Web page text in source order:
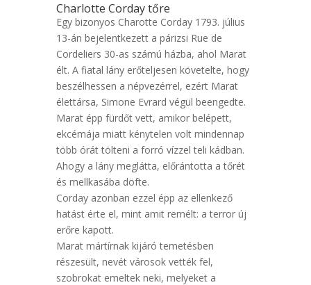
Charlotte Corday tőre
Egy bizonyos Charotte Corday 1793. július
13-án bejelentkezett a párizsi Rue de
Cordeliers 30-as számú házba, ahol Marat
élt. A fiatal lány erőteljesen követelte, hogy
beszélhessen a népvezérrel, ezért Marat
élettársa, Simone Evrard végül beengedte.
Marat épp fürdőt vett, amikor belépett,
ekcémája miatt kénytelen volt mindennap
több órát tölteni a forró vízzel teli kádban.
Ahogy a lány meglátta, előrántotta a tőrét
és mellkasába döfte.
Corday azonban ezzel épp az ellenkező
hatást érte el, mint amit remélt: a terror új
erőre kapott.
Marat mártírnak kijáró temetésben
részesült, nevét városok vették fel,
szobrokat emeltek neki, melyeket a